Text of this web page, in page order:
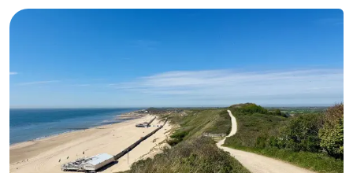
-
Spielplätze
-
Indoor-
-